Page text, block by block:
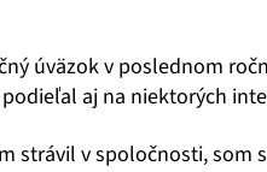
úväzok v poslednom
aj na niektorých
strávil v spoločnosti,